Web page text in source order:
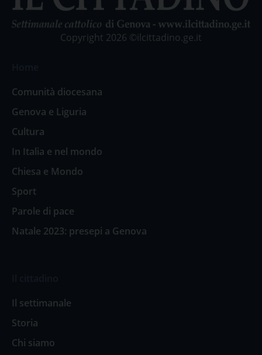
Copyright 2026 ©ilcittadino.ge.it
Comunità diocesana
Genova e Liguria
Cultura
In Italia e nel mondo
Chiesa e Mondo
Sport
Parole di pace
Natale 2023: presepi a Genova
Il settimanale
Storia
Chi siamo